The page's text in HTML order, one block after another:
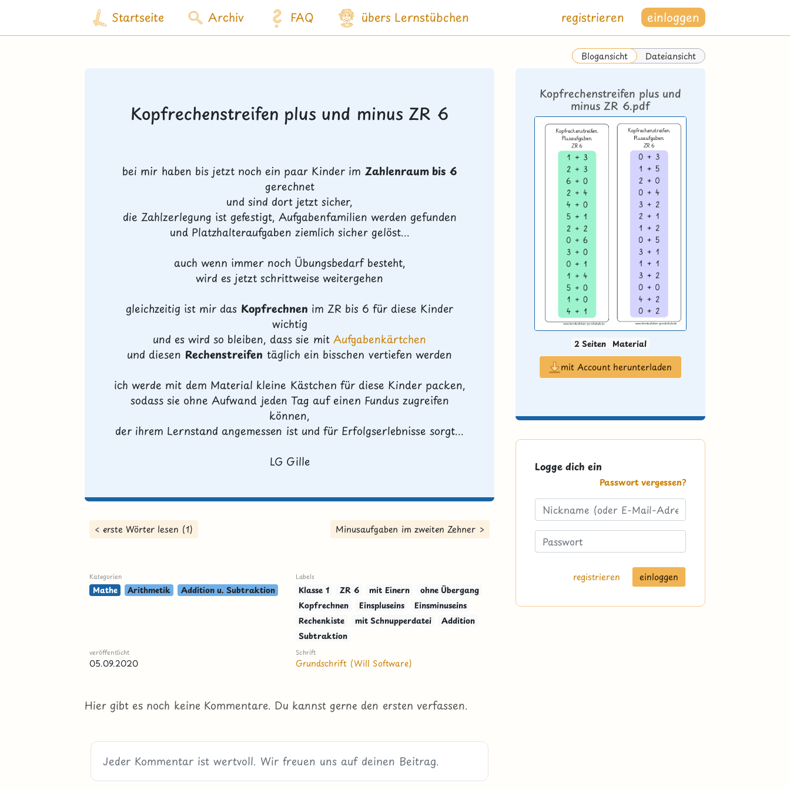
Startseite Archiv FAQ übers Lernstübchen registrieren einloggen
Blogansicht Dateiansicht
Kopfrechenstreifen plus und minus ZR 6
bei mir haben bis jetzt noch ein paar Kinder imZahlenraum bis 6
gerechnet
und sind dort jetzt sicher,
die Zahlzerlegung ist gefestigt, Aufgabenfamilien werden gefunden
und Platzhalteraufgaben ziemlich sicher gelöst...
auch wenn immer noch Übungsbedarf besteht,
wird es jetzt schrittweise weitergehen
gleichzeitig ist mir das Kopfrechnen im ZR bis 6 für diese Kinder
wichtig
und es wird so bleiben, dass sie mitAufgabenkärtchen
und diesen Rechenstreifentäglich ein bisschen vertiefen werden
ich werde mit dem Material kleine Kästchen für diese Kinder packen,
sodass sie ohne Aufwand jeden Tag auf einen Fundus zugreifen
können,
der ihrem Lernstand angemessen ist und für Erfolgserlebnisse sorgt...
LG Gille
< erste Wörter lesen (1) Minusaufgaben im zweiten Zehner >
Kategorien
Mathe Arithmetik Addition u. Subtraktion
Labels
Klasse 1 ZR 6 mit Einern
ohne Übergang
Kopfrechnen
Einspluseins
Einsminuseins
Rechenkiste
mit Schnupperdatei
Addition
Subtraktion
veröffentlicht
05.09.2020
Schrift
Grundschrift (Will Software)
Hier gibt es noch keine Kommentare. Du kannst gerne den ersten verfassen.
Kopfrechenstreifen plus und
minus ZR 6.pdf
2 Seiten Material
mit Account herunterladen
Logge dich ein
Passwort vergessen?
registrieren